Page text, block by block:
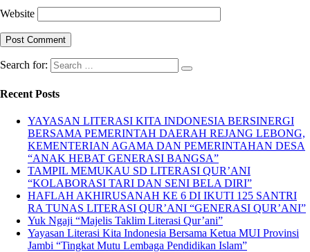
Website
Search for:
Recent Posts
YAYASAN LITERASI KITA INDONESIA BERSINERGI
BERSAMA PEMERINTAH DAERAH REJANG LEBONG,
KEMENTERIAN AGAMA DAN PEMERINTAHAN DESA
“ANAK HEBAT GENERASI BANGSA”
TAMPIL MEMUKAU SD LITERASI QUR’ANI
“KOLABORASI TARI DAN SENI BELA DIRI”
HAFLAH AKHIRUSANAH KE 6 DI IKUTI 125 SANTRI
RA TUNAS LITERASI QUR’ANI “GENERASI QUR’ANI”
Yuk Ngaji “Majelis Taklim Literasi Qur’ani”
Yayasan Literasi Kita Indonesia Bersama Ketua MUI Provinsi
Jambi “Tingkat Mutu Lembaga Pendidikan Islam”